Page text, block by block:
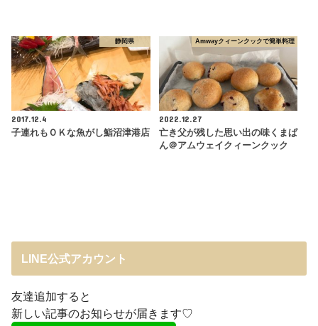
静岡県
2017.12.4
子連れもＯＫな魚がし鮨沼津港店
Amwayクィーンクックで簡単料理
2022.12.27
亡き父が残した思い出の味くまぱ
ん＠アムウェイクィーンクック
LINE公式アカウント
友達追加すると
新しい記事のお知らせが届きます♡